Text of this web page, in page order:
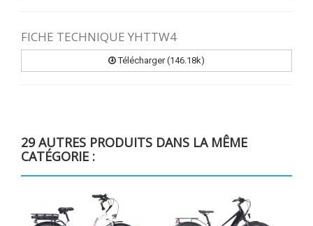
FICHE TECHNIQUE YHTTW4
Télécharger (146.18k)
29 AUTRES PRODUITS DANS LA MÊME
CATÉGORIE :